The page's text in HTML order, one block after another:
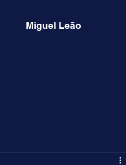
Miguel Leão